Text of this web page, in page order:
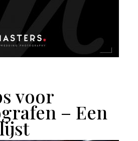
voor
– Een